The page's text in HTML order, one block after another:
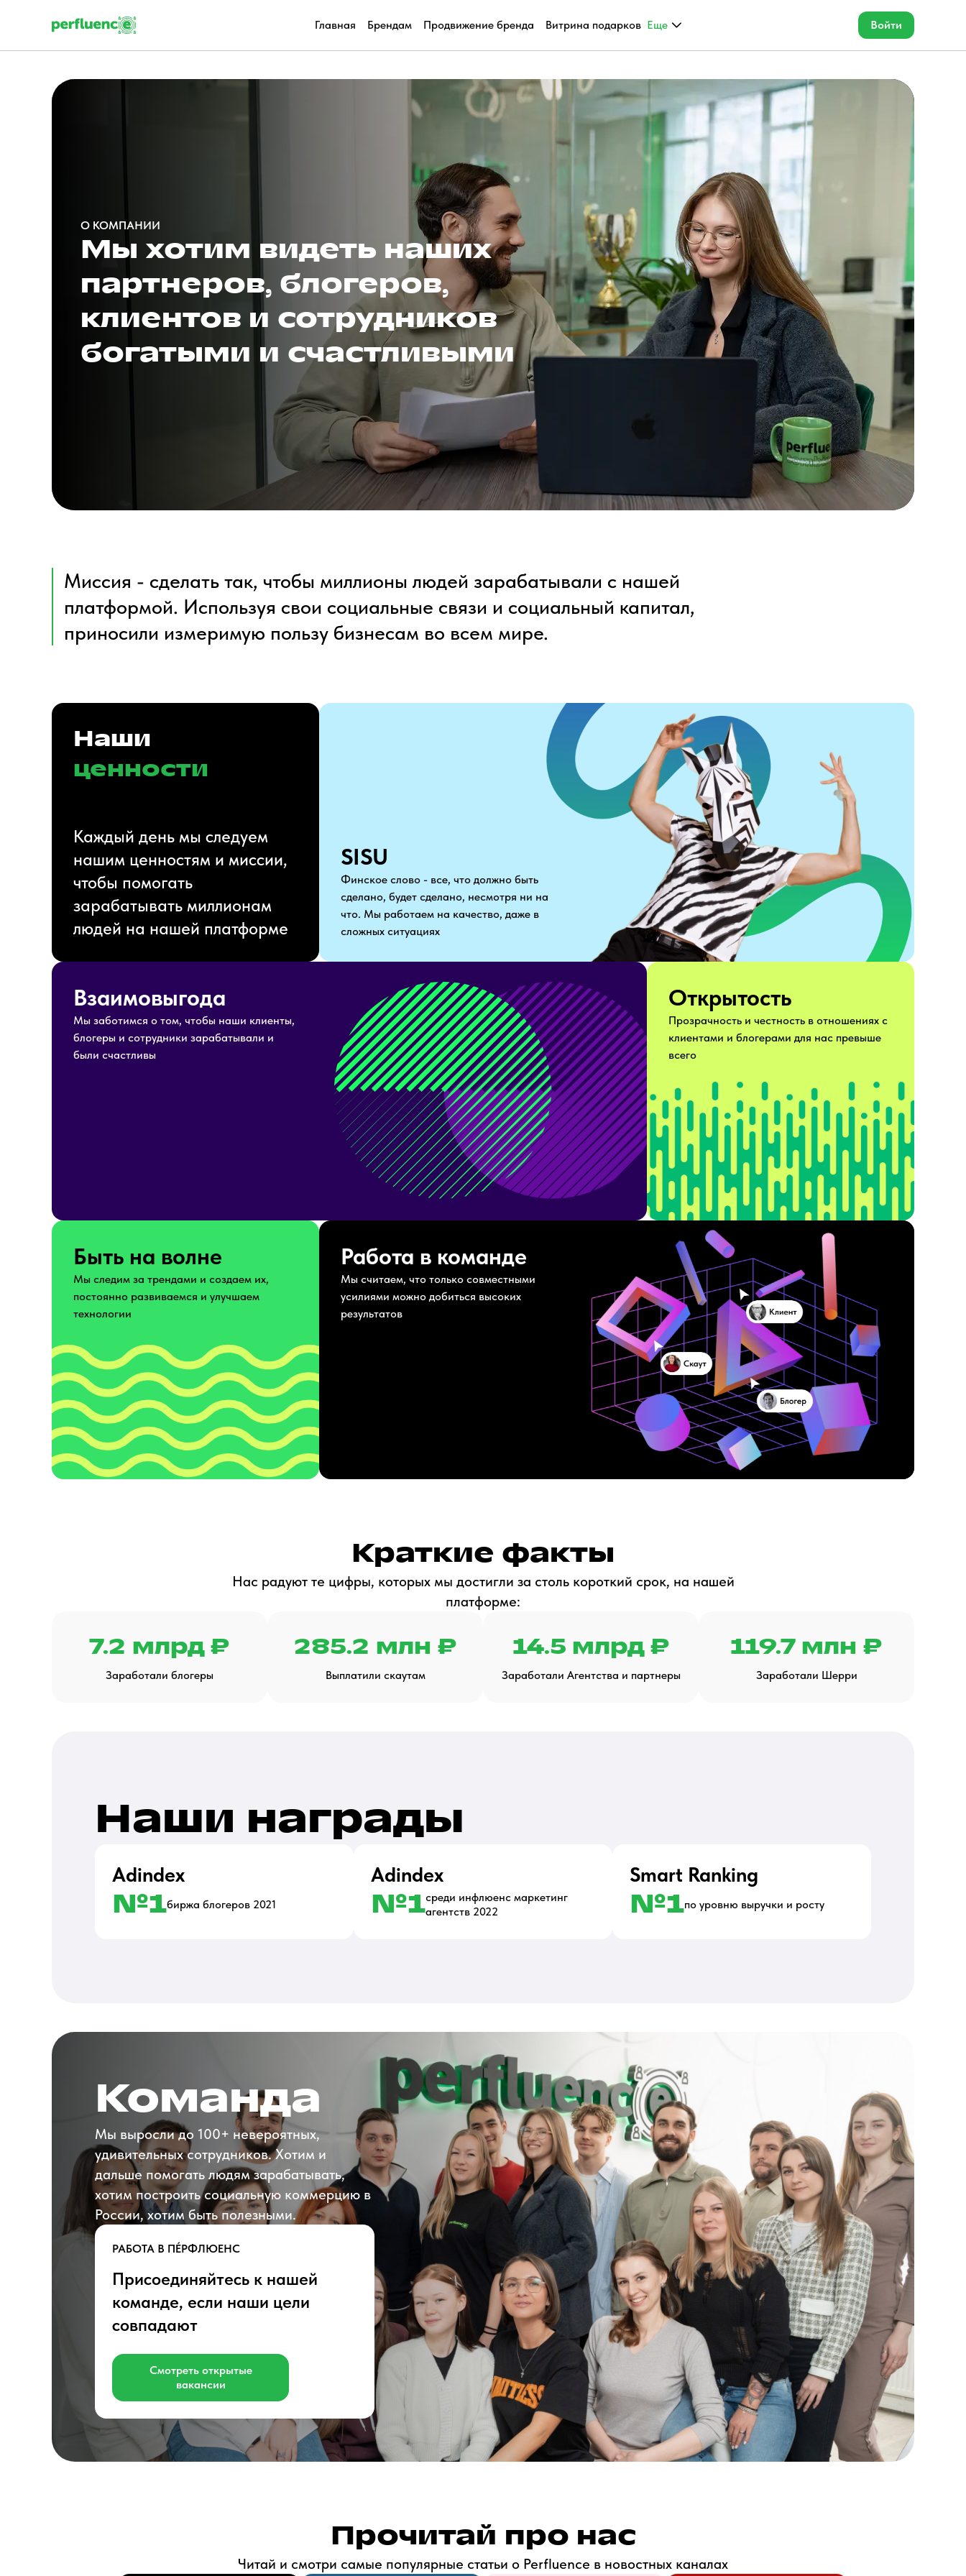
Главная Брендам Продвижение бренда Витрина подарков Еще Войти
О КОМПАНИИ
Мы хотим видеть наших
партнеров, блогеров,
клиентов и сотрудников
богатыми и счастливыми
Миссия - сделать так, чтобы миллионы людей зарабатывали с нашей
платформой. Используя свои социальные связи и социальный капитал,
приносили измеримую пользу бизнесам во всем мире.
Наши
ценности
Каждый день мы следуем
нашим ценностям и миссии,
чтобы помогать
зарабатывать миллионам
людей на нашей платформе
SISU
Финское слово - все, что должно быть
сделано, будет сделано, несмотря ни на
что. Мы работаем на качество, даже в
сложных ситуациях
Взаимовыгода
Мы заботимся о том, чтобы наши клиенты,
блогеры и сотрудники зарабатывали и
были счастливы
Открытость
Прозрачность и честность в отношениях с
клиентами и блогерами для нас превыше
всего
Быть на волне
Мы следим за трендами и создаем их,
постоянно развиваемся и улучшаем
технологии
Работа в команде
Мы считаем, что только совместными
усилиями можно добиться высоких
результатов
Краткие факты
Нас радуют те цифры, которых мы достигли за столь короткий срок, на нашей
платформе:
7.2 млрд ₽
Заработали блогеры
285.2 млн ₽
Выплатили скаутам
14.5 млрд ₽
Заработали Агентства и партнеры
119.7 млн ₽
Заработали Шерри
Наши награды
Adindex
№1биржа блогеров 2021
Adindex
№1среди инфлюенс маркетинг
агентств 2022
Smart Ranking
№1по уровню выручки и росту
Команда
Мы выросли до 100+ невероятных,
удивительных сотрудников. Хотим и
дальше помогать людям зарабатывать,
хотим построить социальную коммерцию в
России, хотим быть полезными.
РАБОТА В ПÉРФЛЮЕНС
Присоединяйтесь к нашей
команде, если наши цели
совпадают
Смотреть открытые
вакансии
Прочитай про нас
Читай и смотри самые популярные статьи о Perfluence в новостных каналах